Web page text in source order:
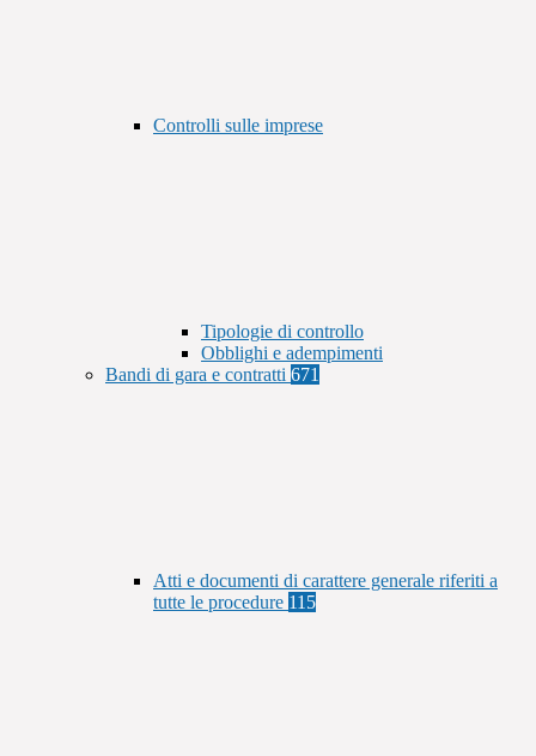
Controlli sulle imprese
Tipologie di controllo
Obblighi e adempimenti
Bandi di gara e contratti 671
Atti e documenti di carattere generale riferiti a
tutte le procedure 115